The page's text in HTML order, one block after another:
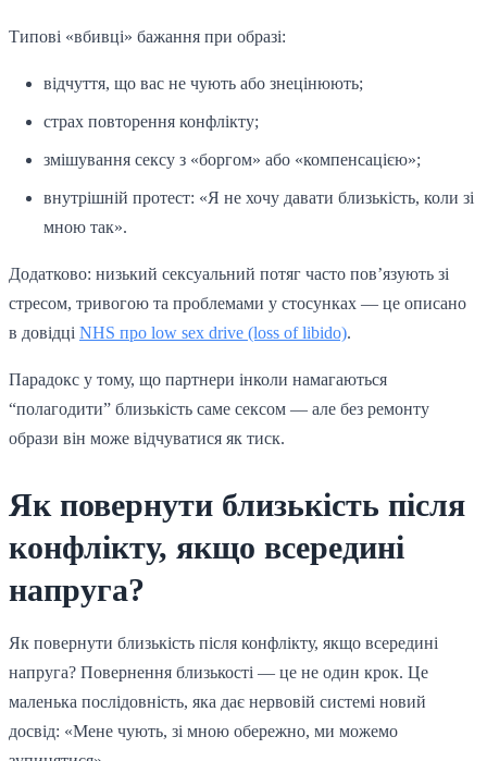
Типові «вбивці» бажання при образі:
відчуття, що вас не чують або знецінюють;
страх повторення конфлікту;
змішування сексу з «боргом» або «компенсацією»;
внутрішній протест: «Я не хочу давати близькість, коли зі
мною так».
Додатково: низький сексуальний потяг часто пов’язують зі
стресом, тривогою та проблемами у стосунках — це описано
в довідці NHS про low sex drive (loss of libido).
Парадокс у тому, що партнери інколи намагаються
“полагодити” близькість саме сексом — але без ремонту
образи він може відчуватися як тиск.
Як повернути близькість після
конфлікту, якщо всередині
напруга?
Як повернути близькість після конфлікту, якщо всередині
напруга? Повернення близькості — це не один крок. Це
маленька послідовність, яка дає нервовій системі новий
досвід: «Мене чують, зі мною обережно, ми можемо